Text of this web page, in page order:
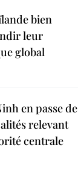
bien
leur
global
en passe de
relevant
centrale